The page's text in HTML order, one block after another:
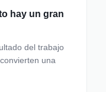
hay un gran
del trabajo
una